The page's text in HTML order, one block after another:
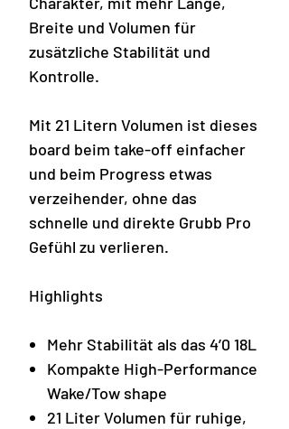
Breite und Volumen für
zusätzliche Stabilität und
Kontrolle.
Mit 21 Litern Volumen ist dieses
board beim take-off einfacher
und beim Progress etwas
verzeihender, ohne das
schnelle und direkte Grubb Pro
Gefühl zu verlieren.
Highlights
Mehr Stabilität als das 4’0 18L
Kompakte High-Performance
Wake/Tow shape
21 Liter Volumen für ruhige,